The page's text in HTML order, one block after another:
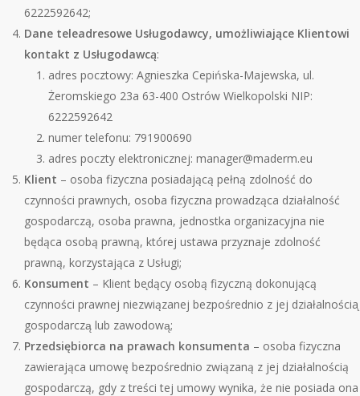
6222592642;
Dane teleadresowe Usługodawcy, umożliwiające Klientowi
kontakt z Usługodawcą:
adres pocztowy: Agnieszka Cepińska-Majewska, ul.
Żeromskiego 23a 63-400 Ostrów Wielkopolski NIP:
6222592642
numer telefonu: 791900690
adres poczty elektronicznej: manager@maderm.eu
Klient – osoba fizyczna posiadającą pełną zdolność do
czynności prawnych, osoba fizyczna prowadząca działalność
gospodarczą, osoba prawna, jednostka organizacyjna nie
będąca osobą prawną, której ustawa przyznaje zdolność
prawną, korzystająca z Usługi;
Konsument – Klient będący osobą fizyczną dokonującą
czynności prawnej niezwiązanej bezpośrednio z jej działalnościa
gospodarczą lub zawodową;
Przedsiębiorca na prawach konsumenta – osoba fizyczna
zawierająca umowę bezpośrednio związaną z jej działalnością
gospodarczą, gdy z treści tej umowy wynika, że nie posiada ona